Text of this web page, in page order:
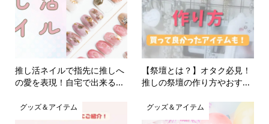
推し活ネイルで指先に推しへ
の愛を表現！自宅で出来る...
【祭壇とは？】オタク必見！
推しの祭壇の作り方やおす...
グッズ＆アイテム グッズ＆アイテム